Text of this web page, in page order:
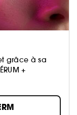
grâce à sa
+
JOUR.